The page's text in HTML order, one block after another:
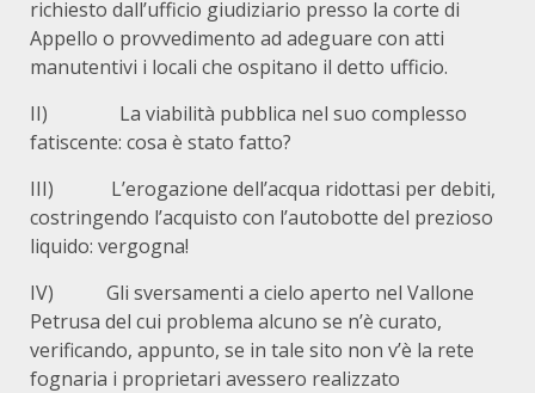
richiesto dall’ufficio giudiziario presso la corte di
Appello o provvedimento ad adeguare con atti
manutentivi i locali che ospitano il detto ufficio.
II) La viabilità pubblica nel suo complesso
fatiscente: cosa è stato fatto?
III) L’erogazione dell’acqua ridottasi per debiti,
costringendo l’acquisto con l’autobotte del prezioso
liquido: vergogna!
IV) Gli sversamenti a cielo aperto nel Vallone
Petrusa del cui problema alcuno se n’è curato,
verificando, appunto, se in tale sito non v’è la rete
fognaria i proprietari avessero realizzato